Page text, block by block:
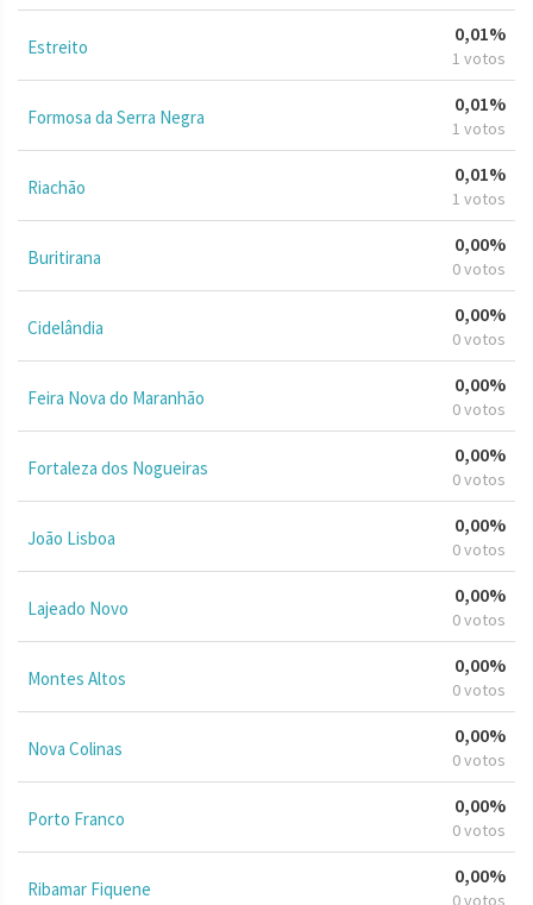
Estreito
0,01%
1 votos
Formosa da Serra Negra
0,01%
1 votos
Riachão
0,01%
1 votos
Buritirana
0,00%
0 votos
Cidelândia
0,00%
0 votos
Feira Nova do Maranhão
0,00%
0 votos
Fortaleza dos Nogueiras
0,00%
0 votos
João Lisboa
0,00%
0 votos
Lajeado Novo
0,00%
0 votos
Montes Altos
0,00%
0 votos
Nova Colinas
0,00%
0 votos
Porto Franco
0,00%
0 votos
Ribamar Fiquene
0,00%
0 votos